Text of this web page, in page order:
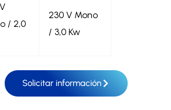
/ 2,0
230 V Mono
/ 3,0 Kw
Solicitar información